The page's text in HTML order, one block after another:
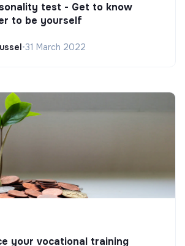
test - Get to know
to be yourself
•31 March 2022
your vocational training